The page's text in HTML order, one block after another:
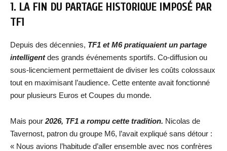
1. LA FIN DU PARTAGE HISTORIQUE IMPOSÉ PAR
TF1
Depuis des décennies, TF1 et M6 pratiquaient un partage
intelligentdes grands événements sportifs. Co-diffusion ou
sous-licenciement permettaient de diviser les coûts colossaux
tout en maximisant l’audience. Cette entente avait fonctionné
pour plusieurs Euros et Coupes du monde.
Mais pour 2026, TF1 a rompu cette tradition. Nicolas de
Tavernost, patron du groupe M6, l’avait expliqué sans détour :
« Nous avions l’habitude d’aller ensemble avec nos confrères